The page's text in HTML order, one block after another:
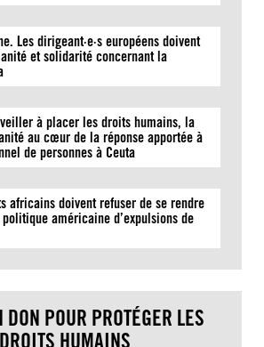
Les dirigeant·e·s européens doivent
et solidarité concernant la
à placer les droits humains, la
au cœur de la réponse apportée à
de personnes à Ceuta
africains doivent refuser de se rendre
américaine d’expulsions de
DON POUR PROTÉGER LES
DROITS HUMAINS